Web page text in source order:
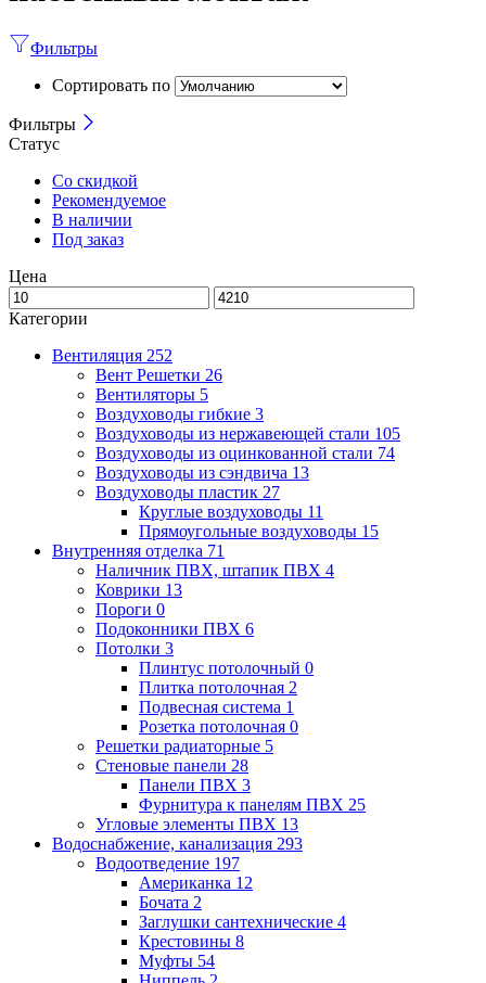
Фильтры
Сортировать по
Фильтры
Статус
Со скидкой
Рекомендуемое
В наличии
Под заказ
Цена
Категории
Вентиляция 252
Вент Решетки 26
Вентиляторы 5
Воздуховоды гибкие 3
Воздуховоды из нержавеющей стали 105
Воздуховоды из оцинкованной стали 74
Воздуховоды из сэндвича 13
Воздуховоды пластик 27
Круглые воздуховоды 11
Прямоугольные воздуховоды 15
Внутренняя отделка 71
Наличник ПВХ, штапик ПВХ 4
Коврики 13
Пороги 0
Подоконники ПВХ 6
Потолки 3
Плинтус потолочный 0
Плитка потолочная 2
Подвесная система 1
Розетка потолочная 0
Решетки радиаторные 5
Стеновые панели 28
Панели ПВХ 3
Фурнитура к панелям ПВХ 25
Угловые элементы ПВХ 13
Водоснабжение, канализация 293
Водоотведение 197
Американка 12
Бочата 2
Заглушки сантехнические 4
Крестовины 8
Муфты 54